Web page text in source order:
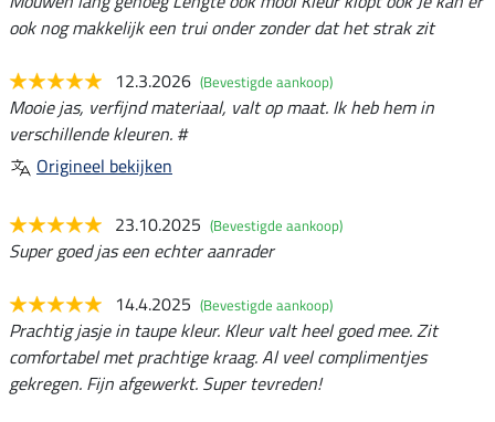
ook nog makkelijk een trui onder zonder dat het strak zit
12.3.2026 (Bevestigde aankoop)
Mooie jas, verfijnd materiaal, valt op maat. Ik heb hem in
verschillende kleuren. #
Origineel bekijken
23.10.2025 (Bevestigde aankoop)
Super goed jas een echter aanrader
14.4.2025 (Bevestigde aankoop)
Prachtig jasje in taupe kleur. Kleur valt heel goed mee. Zit
comfortabel met prachtige kraag. Al veel complimentjes
gekregen. Fijn afgewerkt. Super tevreden!